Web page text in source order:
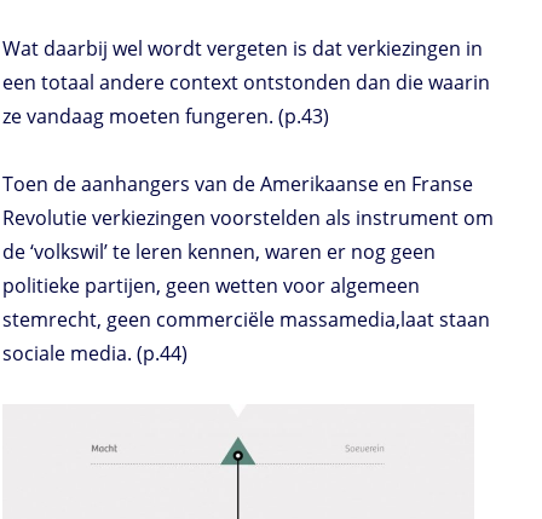
Wat daarbij wel wordt vergeten is dat verkiezingen in
een totaal andere context ontstonden dan die waarin
ze vandaag moeten fungeren. (p.43)
Toen de aanhangers van de Amerikaanse en Franse
Revolutie verkiezingen voorstelden als instrument om
de ‘volkswil’ te leren kennen, waren er nog geen
politieke partijen, geen wetten voor algemeen
stemrecht, geen commerciële massamedia,laat staan
sociale media. (p.44)